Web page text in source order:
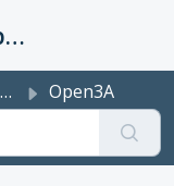
MeinHandwerker-App Info-Kiste
Open3A